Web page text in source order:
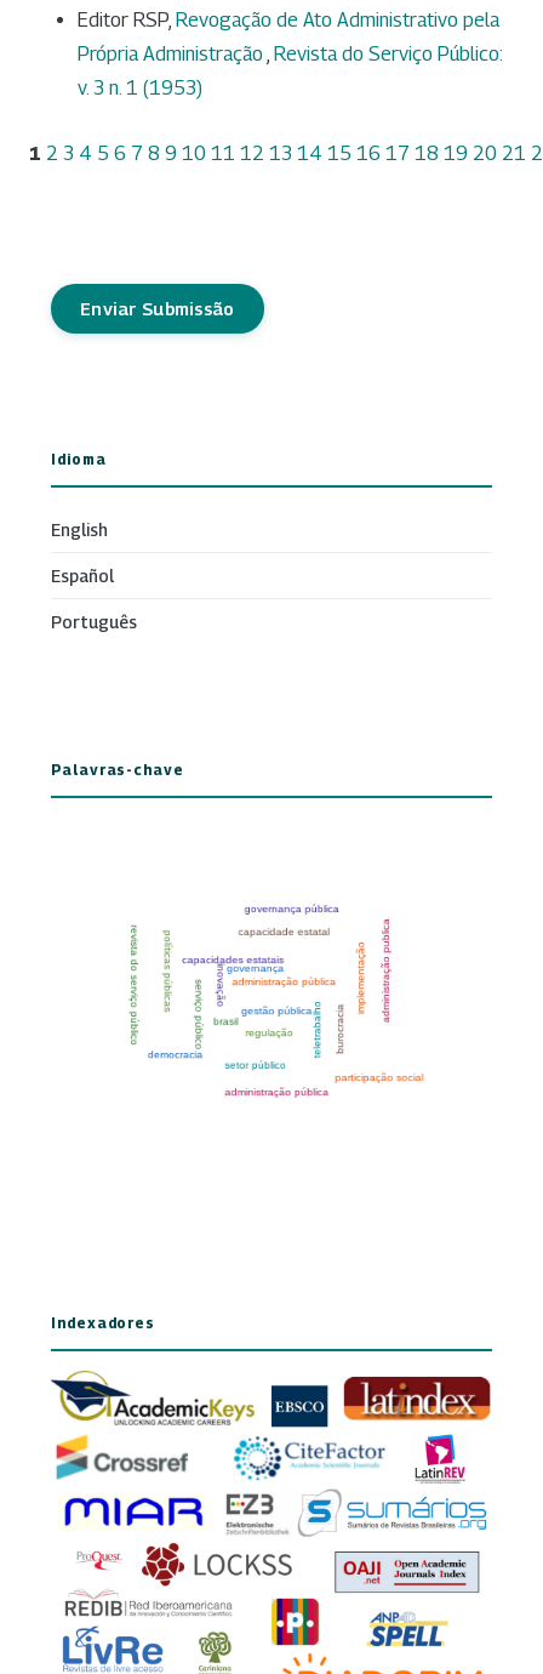
Editor RSP, Revogação de Ato Administrativo pela
Própria Administração , Revista do Serviço Público:
v. 3 n. 1 (1953)
1 2 3 4 5 6 7 8 9 10 11 12 13 14 15 16 17 18 19 20 21
Enviar Submissão
Idioma
English
Español
Português
Palavras-chave
Indexadores